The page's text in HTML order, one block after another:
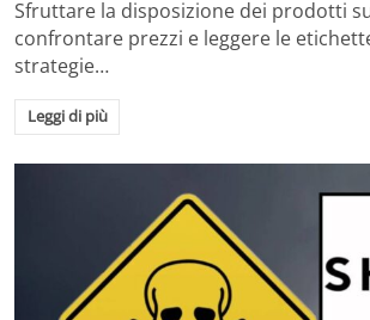
Sfruttare la disposizione dei prodotti
confrontare prezzi e leggere le
strategie…
Leggi di più